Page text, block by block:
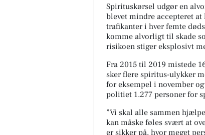
Spirituskørsel udgør en
blevet mindre accepteret
trafikanter i hver femte
komme alvorligt til skade
risikoen stiger eksplosivt
Fra 2015 til 2019 mistede
sker flere spiritus-ulykker
for eksempel i november
politiet 1.277 personer for
”Vi skal alle sammen
kan måske føles svært at
er sikker på, hvor meget